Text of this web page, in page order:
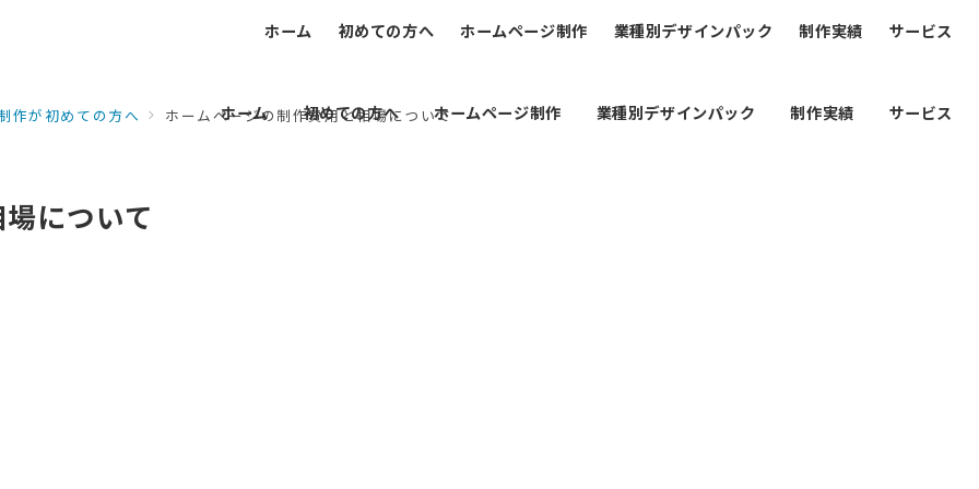
ホーム 初めての方へ ホームページ制作 業種別デザインパック 制作実績 サービス
ホーム 初めての方へ ホームページ制作 業種別デザインパック 制作実績 サービス
作が初めての方へ ホームページの制作費用と相場について
について